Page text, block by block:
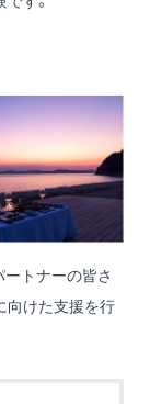
トナーの皆さ
向けた支援を行